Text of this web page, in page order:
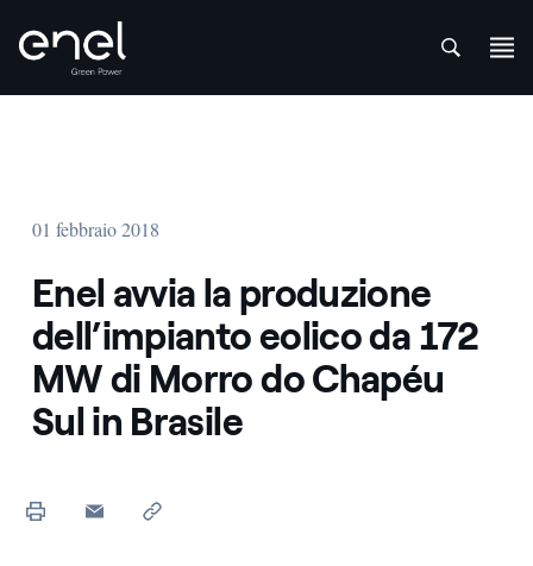
01 febbraio 2018
Enel avvia la produzione
dell’impianto eolico da 172
MW di Morro do Chapéu
Sul in Brasile